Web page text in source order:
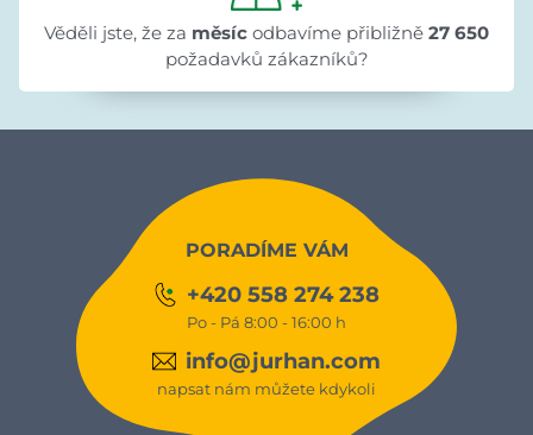
Věděli jste, že za měsíc odbavíme přibližně 27 650
požadavků zákazníků?
PORADÍME VÁM
+420 558 274 238
Po - Pá 8:00 - 16:00 h
info@jurhan.com
napsat nám můžete kdykoli